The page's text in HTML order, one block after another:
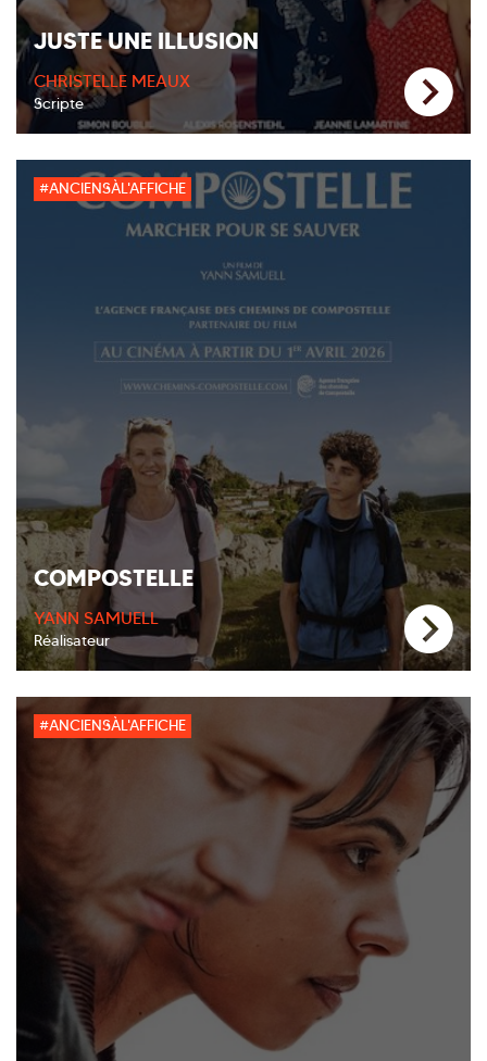
JUSTE UNE ILLUSION
CHRISTELLE MEAUX
Scripte
#ANCIENSÀL'AFFICHE
COMPOSTELLE
YANN SAMUELL
Réalisateur
#ANCIENSÀL'AFFICHE